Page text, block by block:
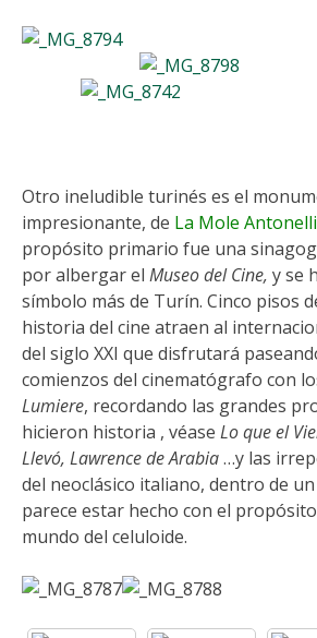
Otro ineludible turinés es el
impresionante, de La Mole
propósito primario fue una
por albergar el Museo del Cine, y se
símbolo más de Turín. Cinco pisos
historia del cine atraen al
del siglo XXI que disfrutará
comienzos del cinematógrafo con
Lumiere, recordando las grandes
hicieron historia , véase Lo que el
Llevó, Lawrence de Arabia…y las
del neoclásico italiano, dentro de
parece estar hecho con el
mundo del celuloide.